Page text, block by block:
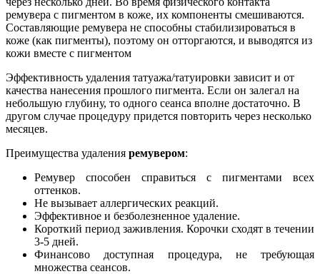
ремувера c пигментом в коже, их компоненты смешиваются.
Составляющие ремувера не способны стабилизироваться в
коже (как пигменты), поэтому он отторгаются, и выводятся из
кожи вместе с пигментом
Эффективность удаления татуажа/татуировки зависит и от
качества нанесения прошлого пигмента. Если он залегал на
небольшую глубину, то одного сеанса вполне достаточно. В
другом случае процедуру придется повторить через несколько
месяцев.
Преимущества удаления ремувером:
Ремувер способен справиться с пигментами всех
оттенков.
Не вызывает аллергических реакций.
Эффективное и безболезненное удаление.
Короткий период заживления. Корочки сходят в течении
3-5 дней.
Финансово доступная процедура, не требующая
множества сеансов.